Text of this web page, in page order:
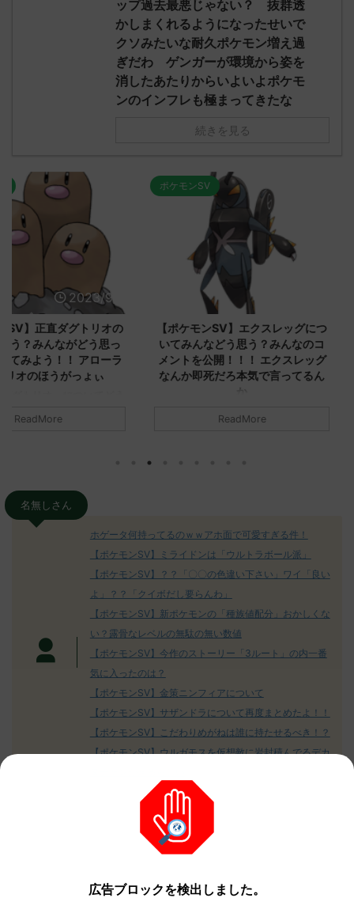
ップ過去最悪じゃない？ 抜群透
かしまくれるようになったせいで
クソみたいな耐久ポケモン増え過
ぎだわ ゲンガーが環境から姿を
消したあたりからいよいよポケモ
ンのインフレも極まってきたな
続きを見る
2023/9/8
トリオの
どう思っ
アローラ
っょぃ
test/re
リージョ
ただダグト
れたウミト
2023/9/8
【ポケモンSV】エクスレッグにつ
いてみんなどう思う？みんなのコ
メントを公開！！！ エクスレッグ
なんか即死だろ本気で言ってるん
う思ってる？ 初めの記事 元のス
ッグヘルムかっこいいから助かる 名
決めた！ (ﾜｯﾁｮｲW b524-NwUu)
2023/06/28(水 ...
【ポケモ
みんなど
メントを
リーはバ
たラウドボ
しさん0624
名無しさん
ホゲータ何持ってるのｗｗアホ面で可愛すぎる件！
【ポケモンSV】ミライドンは「ウルトラボール派」
【ポケモンSV】？？「〇〇の色違い下さい」ワイ「良い
よ」？？「クイボだし要らんわ」
【ポケモンSV】新ポケモンの「種族値配分」おかしくな
い？露骨なレベルの無駄の無い数値
【ポケモンSV】今作のストーリー「3ルート」の内一番
気に入ったのは？
【ポケモンSV】金策ニンフィアについて
【ポケモンSV】サザンドラについて再度まとめたよ！！
【ポケモンSV】こだわりめがねは誰に持たせるべき！？
【ポケモンSV】ウルガモスを仮想敵に岩封積んでるデカ
広告ブロックを検出しました。